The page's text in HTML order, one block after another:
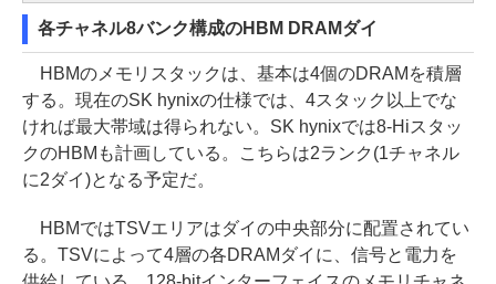
各チャネル8バンク構成のHBM DRAMダイ
HBMのメモリスタックは、基本は4個のDRAMを積層
する。現在のSK hynixの仕様では、4スタック以上でな
ければ最大帯域は得られない。SK hynixでは8-Hiスタッ
クのHBMも計画している。こちらは2ランク(1チャネル
に2ダイ)となる予定だ。
HBMではTSVエリアはダイの中央部分に配置されてい
る。TSVによって4層の各DRAMダイに、信号と電力を